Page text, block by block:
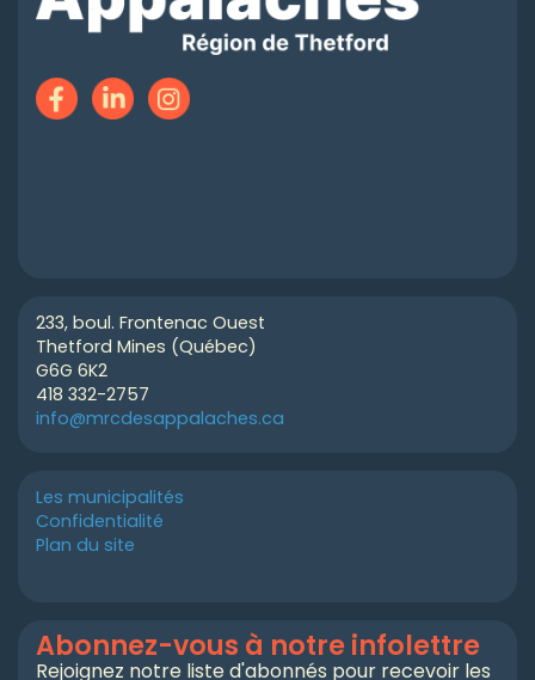
233, boul. Frontenac Ouest
Thetford Mines (Québec)
G6G 6K2
418 332-2757
info@mrcdesappalaches.ca
Les municipalités
Confidentialité
Plan du site
Abonnez-vous à notre infolettre
Rejoignez notre liste d'abonnés pour recevoir les